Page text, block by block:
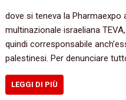
dove si teneva la Pharmaexpo
multinazionale israeliana
quindi corresponsabile
palestinesi. Per denunciare
LEGGI DI PIÙ